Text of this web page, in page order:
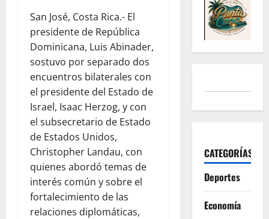
San José, Costa Rica.- El
presidente de República
Dominicana, Luis Abinader,
sostuvo por separado dos
encuentros bilaterales con
el presidente del Estado de
Israel, Isaac Herzog, y con
el subsecretario de Estado
de Estados Unidos,
Christopher Landau, con
quienes abordó temas de
interés común y sobre el
fortalecimiento de las
relaciones diplomáticas,
CATEGORÍAS
Deportes
Economía